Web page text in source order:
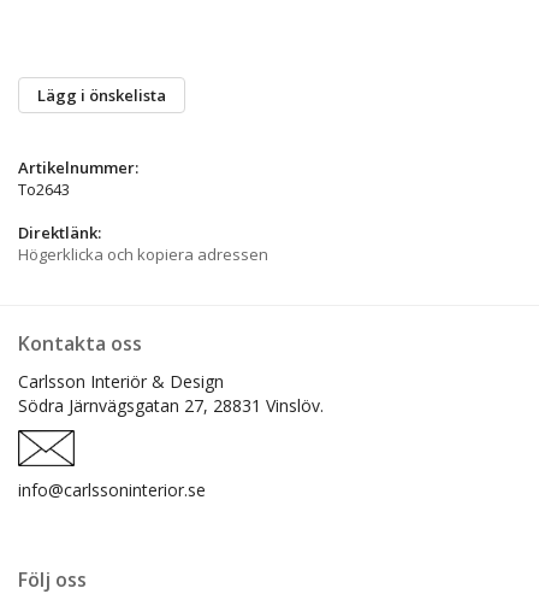
Lägg i önskelista
Artikelnummer:
To2643
Direktlänk:
Högerklicka och kopiera adressen
Kontakta oss
Carlsson Interiör & Design
Södra Järnvägsgatan 27, 28831 Vinslöv.
info@carlssoninterior.se
Följ oss